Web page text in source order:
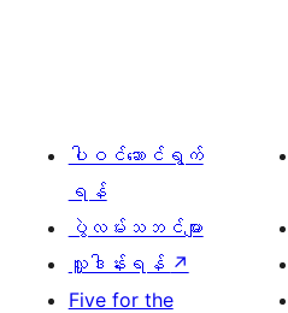
ပါဝင်ဆောင်ရွက်
ရန်
ပွဲလမ်းသဘင်များ
လှူဒါန်းရန် ↗
Five for the